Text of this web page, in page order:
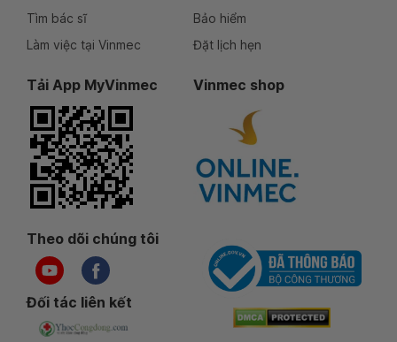
Tìm bác sĩ
Làm việc tại Vinmec
Bảo hiểm
Đặt lịch hẹn
Tải App MyVinmec Vinmec shop
Theo dõi chúng tôi
Đối tác liên kết